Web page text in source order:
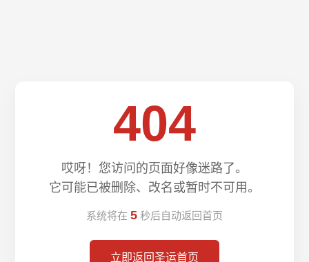
404
哎呀！您访问的页面好像迷路了。
它可能已被删除、改名或暂时不可用。
系统将在 5 秒后自动返回首页
立即返回圣运首页